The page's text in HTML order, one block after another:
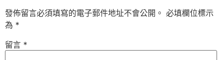
發佈留言必須填寫的電子郵件地址不會公開。 必填欄位標示
為 *
留言 *